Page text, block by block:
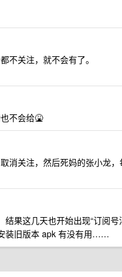
不关注，就不会有了。
不会给🤮
消关注，然后死妈的张小龙
果这几天也开始出现“订阅号
装旧版本 apk 有没有用……